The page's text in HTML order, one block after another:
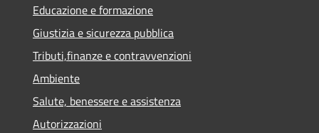
Educazione e formazione
Giustizia e sicurezza pubblica
Tributi,finanze e contravvenzioni
Ambiente
Salute, benessere e assistenza
Autorizzazioni